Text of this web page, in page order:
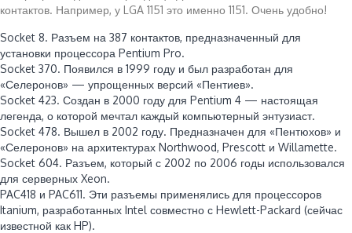
контактов. Например, у LGA 1151 это именно 1151. Очень удобно!
Socket 8. Разъем на 387 контактов, предназначенный для
установки процессора Pentium Pro.
Socket 370. Появился в 1999 году и был разработан для
«Селеронов» — упрощенных версий «Пентиев».
Socket 423. Создан в 2000 году для Pentium 4 — настоящая
легенда, о которой мечтал каждый компьютерный энтузиаст.
Socket 478. Вышел в 2002 году. Предназначен для «Пентюхов» и
«Селеронов» на архитектурах Northwood, Prescott и Willamette.
Socket 604. Разъем, который с 2002 по 2006 годы использовался
для серверных Xeon.
PAC418 и PAC611. Эти разъемы применялись для процессоров
Itanium, разработанных Intel совместно с Hewlett-Packard (сейчас
известной как HP).